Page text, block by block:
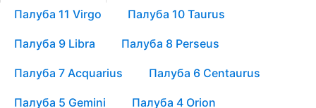
Палуба 11 Virgo Палуба 10 Taurus
Палуба 9 Libra Палуба 8 Perseus
Палуба 7 Acquarius Палуба 6 Centaurus
Палуба 5 Gemini Палуба 4 Orion